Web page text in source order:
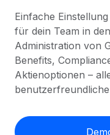
Globale Payroll
Einfache,
Employer of
Weltweites
Contractor of
Contractor
WELTWEITE
Country Explorer
Explorer für
Einfache
Remote im
Ressourcen
TOOLS UND
Preise
Einfache
für dein Team in
Administration von
Benefits,
Aktienoptionen –